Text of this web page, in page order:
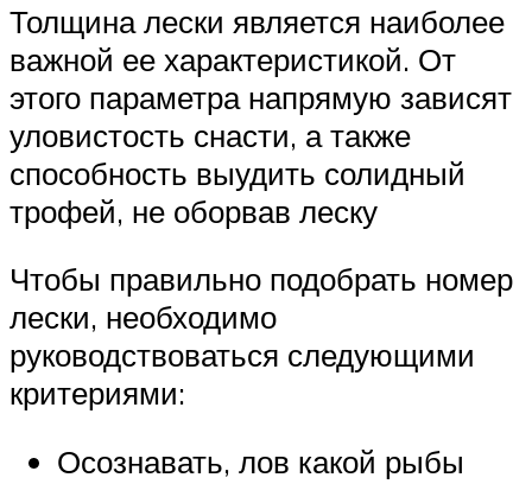
Толщина лески является наиболее
важной ее характеристикой. От
этого параметра напрямую зависят
уловистость снасти, а также
способность выудить солидный
трофей, не оборвав леску
Чтобы правильно подобрать номер
лески, необходимо
руководствоваться следующими
критериями:
Осознавать, лов какой рыбы